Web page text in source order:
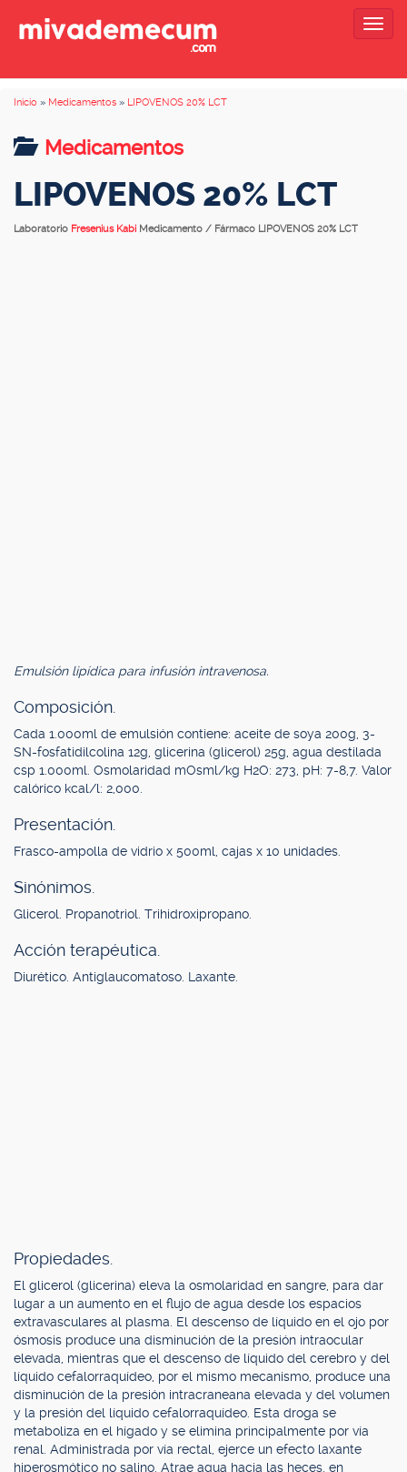
Inicio » Medicamentos » LIPOVENOS 20% LCT
Medicamentos
LIPOVENOS 20% LCT
Laboratorio Fresenius Kabi Medicamento / Fármaco LIPOVENOS 20% LCT
Emulsión lipídica para infusión intravenosa.
Composición.
Cada 1.000ml de emulsión contiene: aceite de soya 200g, 3-
SN-fosfatidilcolina 12g, glicerina (glicerol) 25g, agua destilada
csp 1.000ml. Osmolaridad mOsml/kg H2O: 273, pH: 7-8,7. Valor
calórico kcal/l: 2,000.
Presentación.
Frasco-ampolla de vidrio x 500ml, cajas x 10 unidades.
Sinónimos.
Glicerol. Propanotriol. Trihidroxipropano.
Acción terapéutica.
Diurético. Antiglaucomatoso. Laxante.
Propiedades.
El glicerol (glicerina) eleva la osmolaridad en sangre, para dar
lugar a un aumento en el flujo de agua desde los espacios
extravasculares al plasma. El descenso de líquido en el ojo por
ósmosis produce una disminución de la presión intraocular
elevada, mientras que el descenso de líquido del cerebro y del
líquido cefalorraquídeo, por el mismo mecanismo, produce una
disminución de la presión intracraneana elevada y del volumen
y la presión del líquido cefalorraquídeo. Esta droga se
metaboliza en el hígado y se elimina principalmente por vía
renal. Administrada por vía rectal, ejerce un efecto laxante
hiperosmótico no salino. Atrae agua hacia las heces, en